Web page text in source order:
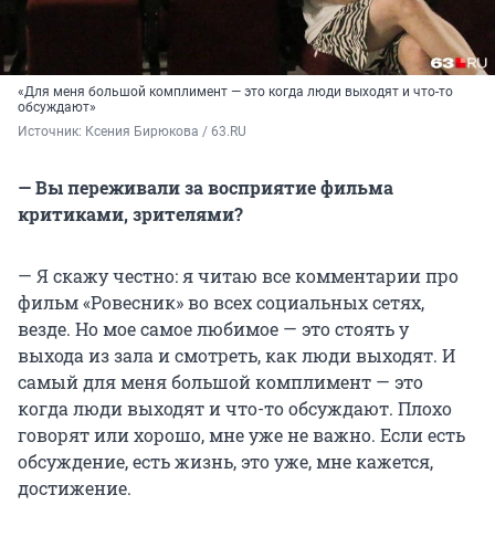
«Для меня большой комплимент — это когда люди выходят и что-то
обсуждают»
Источник: Ксения Бирюкова / 63.RU
— Вы переживали за восприятие фильма
критиками, зрителями?
— Я скажу честно: я читаю все комментарии про
фильм «Ровесник» во всех социальных сетях,
везде. Но мое самое любимое — это стоять у
выхода из зала и смотреть, как люди выходят. И
самый для меня большой комплимент — это
когда люди выходят и что-то обсуждают. Плохо
говорят или хорошо, мне уже не важно. Если есть
обсуждение, есть жизнь, это уже, мне кажется,
достижение.